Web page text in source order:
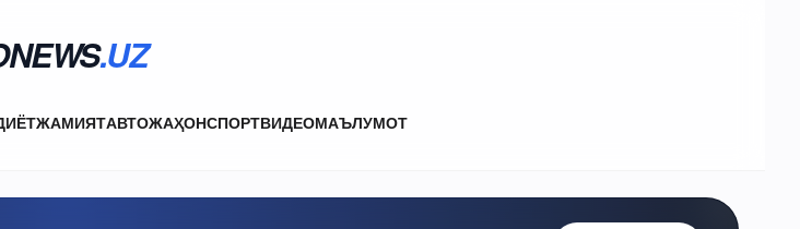
.UZ
ЖАМИЯТАВТОЖАҲОНСПОРТВИДЕОМАЪЛУМОТ